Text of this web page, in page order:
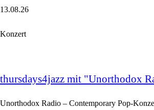
13.08.26
Konzert
thursdays4jazz mit "Unorthodox
Unorthodox Radio – Contemporary Pop-